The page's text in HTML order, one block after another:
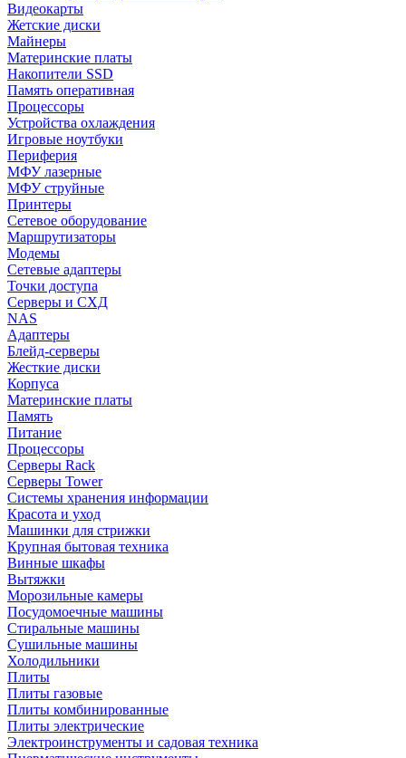
Видеокарты
Жетские диски
Майнеры
Материнские платы
Накопители SSD
Память оперативная
Процессоры
Устройства охлаждения
Игровые ноутбуки
Периферия
МФУ лазерные
МФУ струйные
Принтеры
Сетевое оборудование
Маршрутизаторы
Модемы
Сетевые адаптеры
Точки доступа
Серверы и СХД
NAS
Адаптеры
Блейд-серверы
Жесткие диски
Корпуса
Материнские платы
Память
Питание
Процессоры
Серверы Rack
Серверы Tower
Системы хранения информации
Красота и уход
Машинки для стрижки
Крупная бытовая техника
Винные шкафы
Вытяжки
Морозильные камеры
Посудомоечные машины
Стиральные машины
Сушильные машины
Холодильники
Плиты
Плиты газовые
Плиты комбинированные
Плиты электрические
Электроинструменты и садовая техника